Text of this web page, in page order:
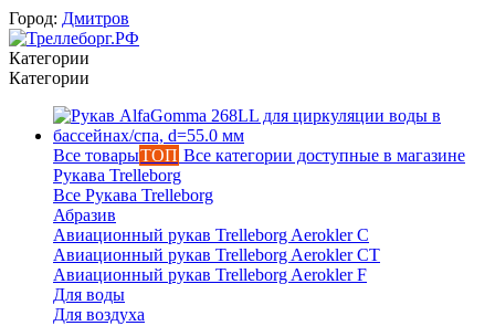
Город: Дмитров
Категории
Категории
Все товарыТОП Все категории доступные в магазине
Рукава Trelleborg
Все Рукава Trelleborg
Абразив
Авиационный рукав Trelleborg Aerokler C
Авиационный рукав Trelleborg Aerokler CT
Авиационный рукав Trelleborg Aerokler F
Для воды
Для воздуха